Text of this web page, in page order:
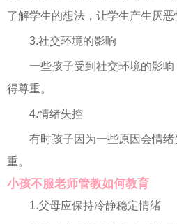
了解学生的想法，让学生产生厌恶
3.社交环境的影响
一些孩子受到社交环境的影响
得尊重。
4.情绪失控
有时孩子因为一些原因会情
重。
小孩不服老师管教如何教育
1.父母应保持冷静稳定情绪